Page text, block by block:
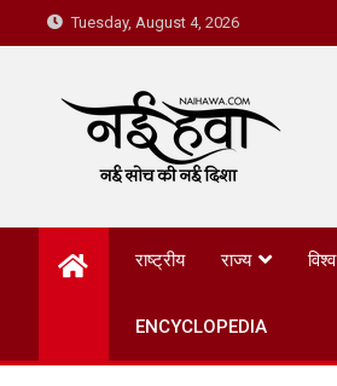
Tuesday, August 4, 2026
Nai Hawa
राष्ट्रीय राज्य विश्व
ENCYCLOPEDIA